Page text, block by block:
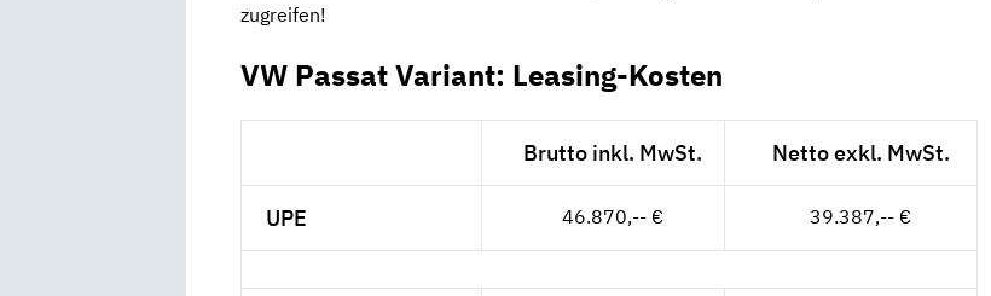
zugreifen!
VW Passat Variant: Leasing-Kosten
Brutto inkl. MwSt. Netto exkl. MwSt.
UPE 46.870,-- € 39.387,-- €